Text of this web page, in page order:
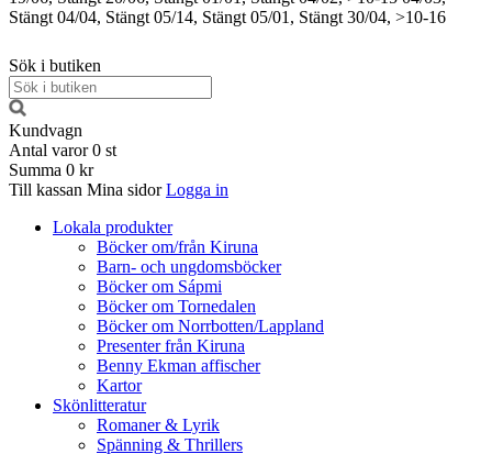
Stängt 04/04, Stängt 05/14, Stängt 05/01, Stängt 30/04, >10-16
Sök i butiken
Kundvagn
Antal varor 0 st
Summa 0 kr
Till kassan Mina sidor Logga in
Lokala produkter
Böcker om/från Kiruna
Barn- och ungdomsböcker
Böcker om Sápmi
Böcker om Tornedalen
Böcker om Norrbotten/Lappland
Presenter från Kiruna
Benny Ekman affischer
Kartor
Skönlitteratur
Romaner & Lyrik
Spänning & Thrillers